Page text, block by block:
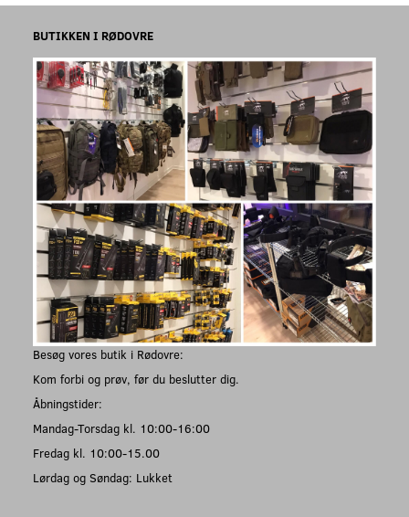
BUTIKKEN I RØDOVRE
Besøg vores butik i Rødovre:
Kom forbi og prøv, før du beslutter dig.
Åbningstider:
Mandag-Torsdag kl. 10:00-16:00
Fredag kl. 10:00-15.00
Lørdag og Søndag: Lukket